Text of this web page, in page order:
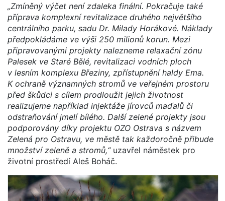
„Zmíněný výčet není zdaleka finální. Pokračuje také
příprava komplexní revitalizace druhého největšího
centrálního parku, sadu Dr. Milady Horákové. Náklady
předpokládáme ve výši 250 milionů korun. Mezi
připravovanými projekty nalezneme relaxační zónu
Palesek ve Staré Bělé, revitalizaci vodních ploch
v lesním komplexu Březiny, zpřístupnění haldy Ema.
K ochraně významných stromů ve veřejném prostoru
před škůdci s cílem prodloužit jejich životnost
realizujeme například injektáže jírovců maďalů či
odstraňování jmelí bílého. Další zelené projekty jsou
podporovány díky projektu OZO Ostrava s názvem
Zelená pro Ostravu, ve městě tak každoročně přibude
množství zeleně a stromů,“uzavřel náměstek pro
životní prostředí Aleš Boháč.